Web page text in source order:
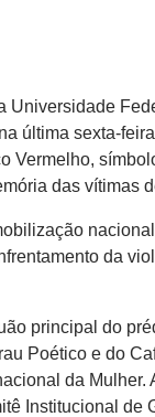
Universidade
última sexta-
Vermelho,
das vítimas
da
principal do
Poético e do
da Mulher.
Institucional de